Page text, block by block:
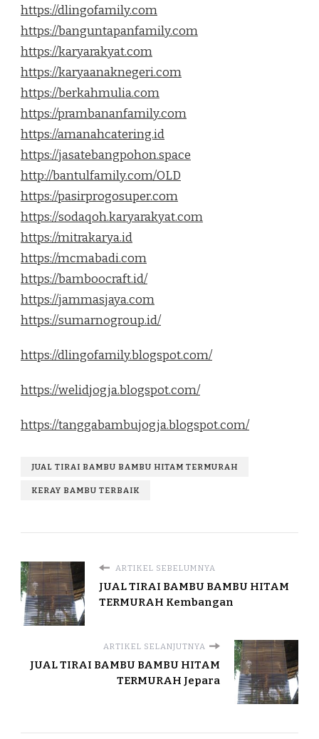
https://dlingofamily.com
https://banguntapanfamily.com
https://karyarakyat.com
https://karyaanaknegeri.com
https://berkahmulia.com
https://prambananfamily.com
https://amanahcatering.id
https://jasatebangpohon.space
http://bantulfamily.com/OLD
https://pasirprogosuper.com
https://sodaqoh.karyarakyat.com
https://mitrakarya.id
https://mcmabadi.com
https://bamboocraft.id/
https://jammasjaya.com
https://sumarnogroup.id/
https://dlingofamily.blogspot.com/
https://welidjogja.blogspot.com/
https://tanggabambujogja.blogspot.com/
JUAL TIRAI BAMBU BAMBU HITAM TERMURAH
KERAY BAMBU TERBAIK
ARTIKEL SEBELUMNYA
JUAL TIRAI BAMBU BAMBU HITAM
TERMURAH Kembangan
ARTIKEL SELANJUTNYA
JUAL TIRAI BAMBU BAMBU HITAM
TERMURAH Jepara